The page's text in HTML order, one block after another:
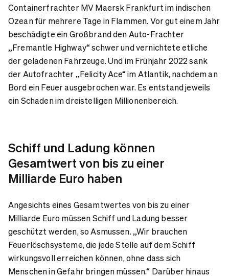
Containerfrachter MV Maersk Frankfurt im indischen
Ozean für mehrere Tage in Flammen. Vor gut einem Jahr
beschädigte ein Großbrand den Auto-Frachter
„Fremantle Highway“ schwer und vernichtete etliche
der geladenen Fahrzeuge. Und im Frühjahr 2022 sank
der Autofrachter „Felicity Ace“ im Atlantik, nachdem an
Bord ein Feuer ausgebrochen war. Es entstand jeweils
ein Schaden im dreistelligen Millionenbereich.
Schiff und Ladung können
Gesamtwert von bis zu einer
Milliarde Euro haben
Angesichts eines Gesamtwertes von bis zu einer
Milliarde Euro müssen Schiff und Ladung besser
geschützt werden, so Asmussen. „Wir brauchen
Feuerlöschsysteme, die jede Stelle auf dem Schiff
wirkungsvoll erreichen können, ohne dass sich
Menschen in Gefahr bringen müssen.“ Darüber hinaus